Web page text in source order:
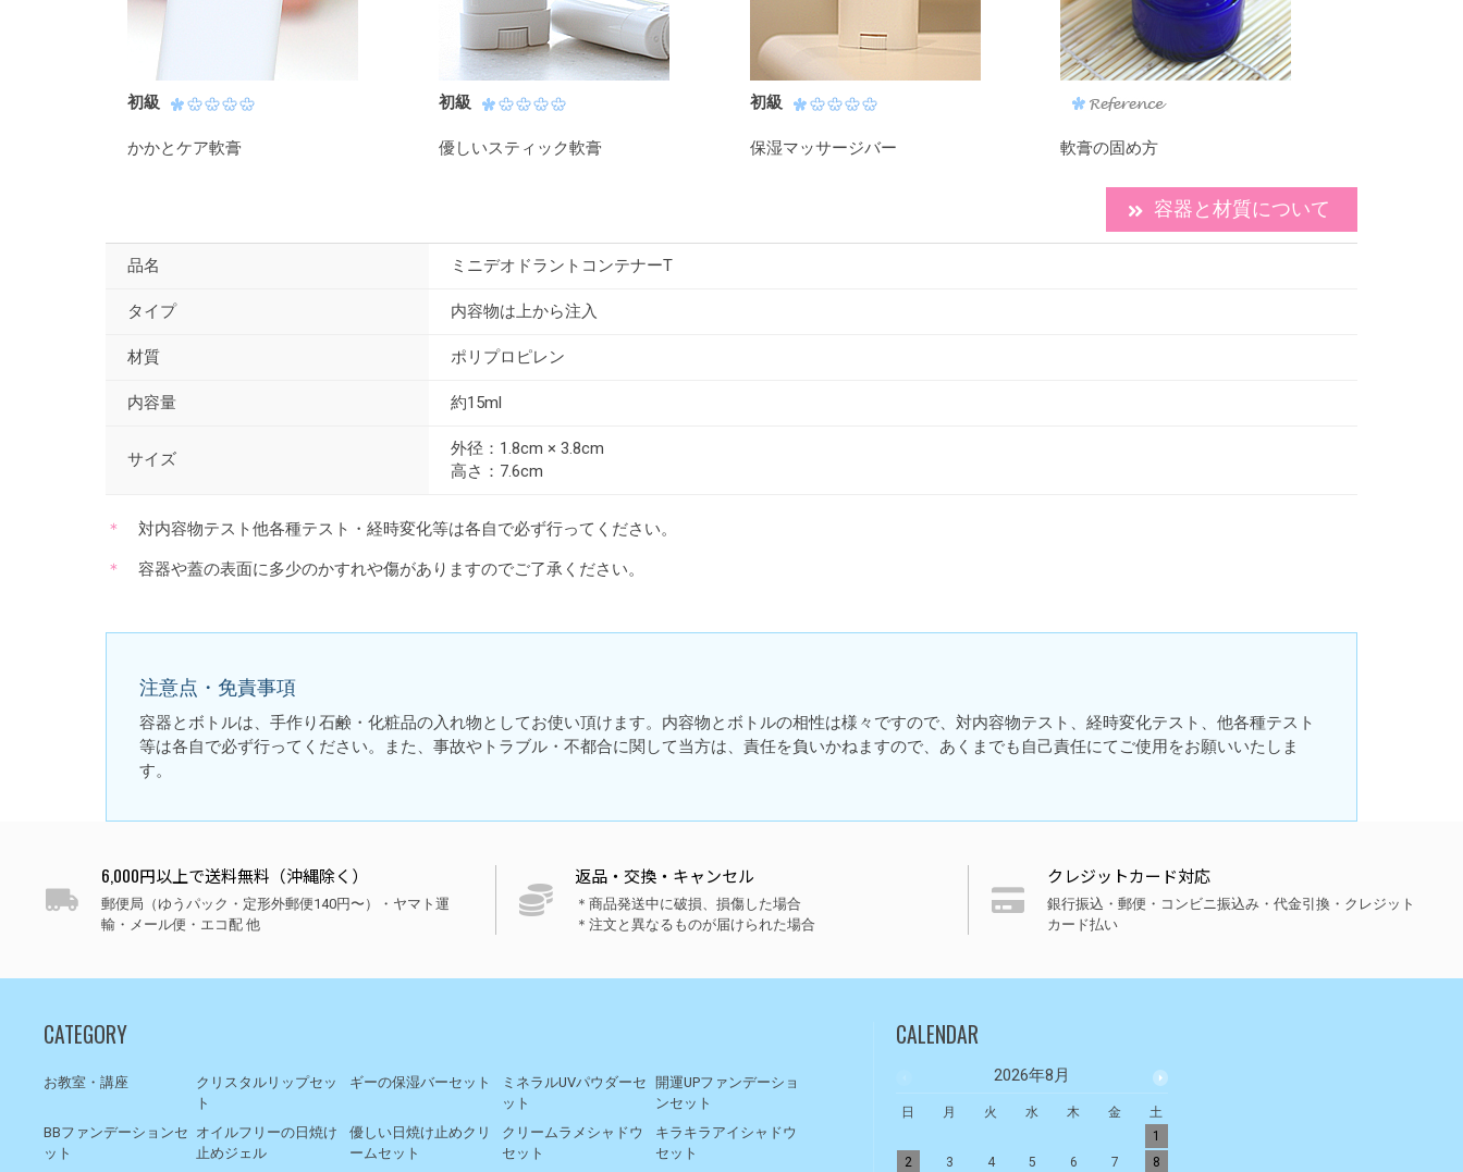
初級
かかとケア軟膏
初級
優しいスティック軟膏
初級
保湿マッサージバー 軟膏の固め方
容器と材質について
品名 ミニデオドラントコンテナーT
タイプ 内容物は上から注入
材質 ポリプロピレン
内容量 約15ml
サイズ
外径：1.8cm × 3.8cm
高さ：7.6cm
対内容物テスト他各種テスト・経時変化等は各自で必ず行ってください。
容器や蓋の表面に多少のかすれや傷がありますのでご了承ください。
注意点・免責事項
容器とボトルは、手作り石鹸・化粧品の入れ物としてお使い頂けます。内容物とボトルの相性は様々ですので、対内容物テスト、経時変化テスト、他各種テスト
等は各自で必ず行ってください。また、事故やトラブル・不都合に関して当方は、責任を負いかねますので、あくまでも自己責任にてご使用をお願いいたしま
す。
6,000円以上で送料無料（沖縄除く）
郵便局（ゆうパック・定形外郵便140円〜）・ヤマト運
輸・メール便・エコ配 他
返品・交換・キャンセル
＊商品発送中に破損、損傷した場合
＊注文と異なるものが届けられた場合
クレジットカード対応
銀行振込・郵便・コンビニ振込み・代金引換・クレジット
カード払い
CATEGORY
お教室・講座
クリスタルリップセッ
ト
ギーの保湿バーセット
ミネラルUVパウダーセ
ット
開運UPファンデーショ
ンセット
BBファンデーションセ
ット
オイルフリーの日焼け
止めジェル
優しい日焼け止めクリ
ームセット
クリームラメシャドウ
セット
キラキラアイシャドウ
セット
CALENDAR
2026年8月
日 月 火 水 木 金
土
1
2
3 4 5 6 7
8